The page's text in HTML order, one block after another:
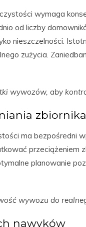
wymaga
od liczby
nieszczelności.
zużycia.
wywozów, aby
zbiornika
ma bezpośredni
przeciążeniem
planowanie
wywozu do
nawyków